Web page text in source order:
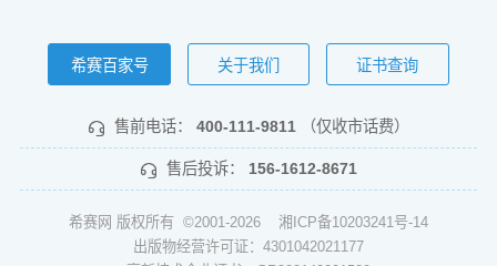
希赛百家号 关于我们 证书查询
售前电话： 400-111-9811 （仅收市话费）
售后投诉： 156-1612-8671
希赛网 版权所有 ©2001-2026 湘ICP备10203241号-14
出版物经营许可证：4301042021177